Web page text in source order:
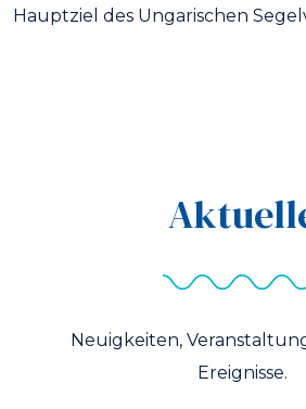
Hauptziel des Ungarischen
Neuigkeiten,
Ereignisse.